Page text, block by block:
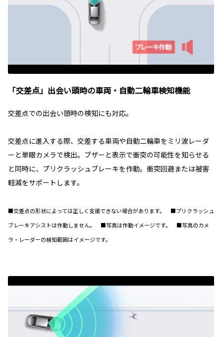
「交差点」出会い頭時の車両・自動二輪車検知機能
交差点での出会い頭時の検知にも対応。
交差点に進入する際、交差する車両や自動二輪車をミリ波レーダ
ーと単眼カメラで検出。ブザーと表示で衝突の可能性を知らせる
と同時に、プリクラッシュブレーキを作動。衝突回避または被害
軽減をサポートします。
■交差点の形状によっては正しく支援できない場合があります。 ■プリクラッシュ
ブレーキアシストは作動しません。 ■写真は作動イメージです。 ■写真のカメ
ラ・レーダーの検知範囲はイメージです。